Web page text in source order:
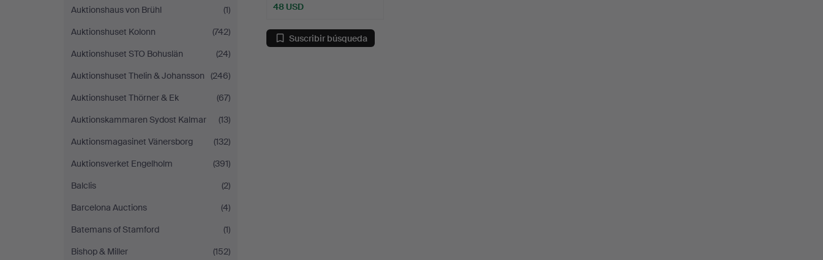
Auktionshaus von Brühl
(1)
Auktionshuset Kolonn
(742)
Auktionshuset STO Bohuslän
(24)
Auktionshuset Thelin & Johansson
(246)
Auktionshuset Thörner & Ek
(67)
Auktionskammaren Sydost Kalmar
(13)
Auktionsmagasinet Vänersborg
(132)
Auktionsverket Engelholm
(391)
Balclis
(2)
Barcelona Auctions
(4)
Batemans of Stamford
(1)
Bishop & Miller
(152)
48 USD
Suscribir búsqueda